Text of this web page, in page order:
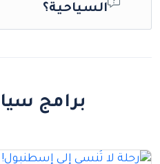
السياحية؟
برامج